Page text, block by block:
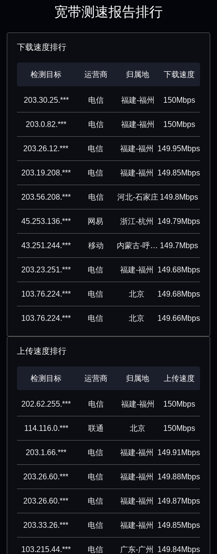
宽带测速报告排行
下载速度排行
检测目标 运营商 归属地 下载速度
203.30.25.*** 电信 福建-福州 150Mbps
203.0.82.*** 电信 福建-福州 150Mbps
203.26.12.*** 电信 福建-福州 149.95Mbps
203.19.208.*** 电信 福建-福州 149.85Mbps
203.56.208.*** 电信 河北-石家庄 149.8Mbps
45.253.136.*** 网易 浙江-杭州 149.79Mbps
43.251.244.*** 移动 内蒙古-呼和浩特 149.7Mbps
203.23.251.*** 电信 福建-福州 149.68Mbps
103.76.224.*** 电信 北京 149.68Mbps
103.76.224.*** 电信 北京 149.66Mbps
上传速度排行
检测目标 运营商 归属地 上传速度
202.62.255.*** 电信 福建-福州 150Mbps
114.116.0.*** 联通 北京 150Mbps
203.1.66.*** 电信 福建-福州 149.91Mbps
203.26.60.*** 电信 福建-福州 149.88Mbps
203.26.60.*** 电信 福建-福州 149.87Mbps
203.33.26.*** 电信 福建-福州 149.85Mbps
103.215.44.*** 电信 广东-广州 149.84Mbps